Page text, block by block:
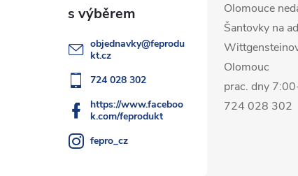
objednavky@feprodu
kt.cz
724 028 302
https://www.faceboo
k.com/feprodukt
fepro_cz
Olomouce
Šantovky na
Olomouc
prac. dny
724 028 302